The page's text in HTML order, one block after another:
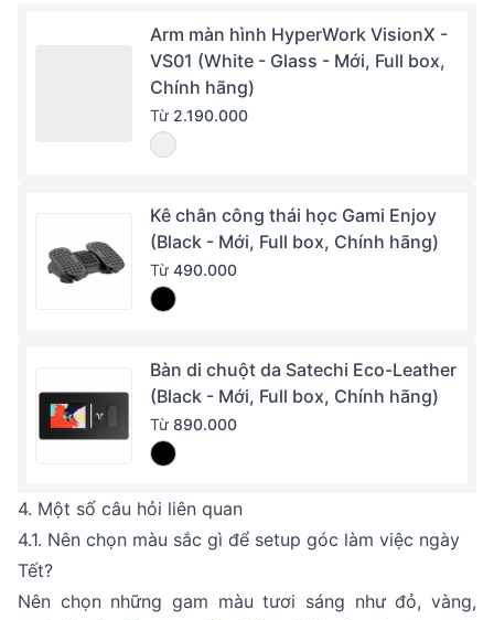
Arm màn hình HyperWork VisionX -
VS01 (White - Glass - Mới, Full box,
Chính hãng)
Từ 2.190.000
Kê chân công thái học Gami Enjoy
(Black - Mới, Full box, Chính hãng)
Từ 490.000
Bàn di chuột da Satechi Eco-Leather
(Black - Mới, Full box, Chính hãng)
Từ 890.000
4. Một số câu hỏi liên quan
4.1. Nên chọn màu sắc gì để setup góc làm việc ngày
Tết?
Nên chọn những gam màu tươi sáng như đỏ, vàng,